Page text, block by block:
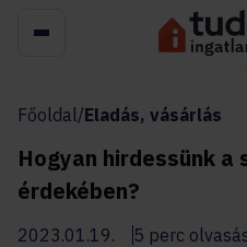
Főoldal/Eladás, vásárlás
Hogyan hirdessünk
érdekében?
2023.01.19. 5 perc